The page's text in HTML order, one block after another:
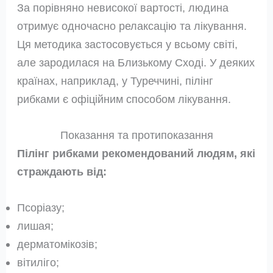
За порівняно невисокої вартості, людина
отримує одночасно релаксацію та лікування.
Ця методика застосовується у всьому світі,
але зародилася на Близькому Сході. У деяких
країнах, наприклад, у Туреччині, пілінг
рибками є офіційним способом лікування.
Показання та протипоказання
Пілінг рибками рекомендований людям, які
страждають від:
Псоріазу;
лишая;
дерматомікозів;
вітиліго;